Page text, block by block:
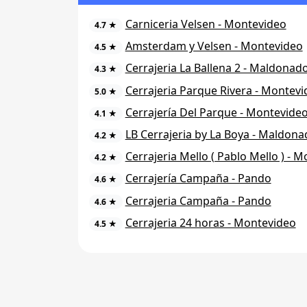
4.7 ★ Carniceria Velsen - Montevideo
4.5 ★ Amsterdam y Velsen - Montevideo
4.3 ★ Cerrajeria La Ballena 2 -
5.0 ★ Cerrajeria Parque Rivera -
4.1 ★ Cerrajería Del Parque - Montevideo
4.2 ★ LB Cerrajeria by La Boya -
4.2 ★ Cerrajeria Mello ( Pablo Mello ) -
4.6 ★ Cerrajería Campaña - Pando
4.6 ★ Cerrajeria Campaña - Pando
4.5 ★ Cerrajeria 24 horas - Montevideo